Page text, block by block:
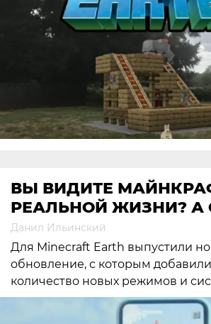
ВЫ ВИДИТЕ
РЕАЛЬНОЙ ЖИЗНИ? А
Данил Ильинский
Для Minecraft Earth выпустили
обновление, с которым
количество новых режимов и